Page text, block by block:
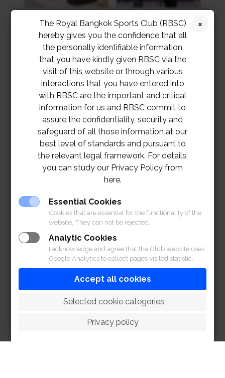
The Royal Bangkok Sports Club (RBSC)
hereby gives you the confidence that all
the personally identifiable information
that you have kindly given RBSC via the
visit of this website or through various
interactions that you have entered into
with RBSC are the important and critical
information for us and RBSC commit to
assure the confidentiality, security and
safeguard of all those information at our
best level of standards and pursuant to
the relevant legal framework. For details,
you can study our Privacy Policy from
here.
Essential Cookies
Cookies that are essential for the functionality of the
website. They can not be rejected.
Analytic Cookies
I acknowledge and agree that the Club website uses
Google Analytics to collect pages visited statistic.
Accept all cookies
Selected cookie categories
Privacy policy